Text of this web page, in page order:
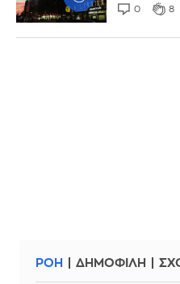
0 8
ΡΟΗ ΔΗΜΟΦΙΛΗ